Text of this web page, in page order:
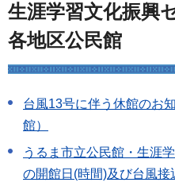
生涯学習文化振興
各地区公民館
台風13号に伴う休館のお
館）
うるま市立公民館・生涯
の開館日(時間)及び台風